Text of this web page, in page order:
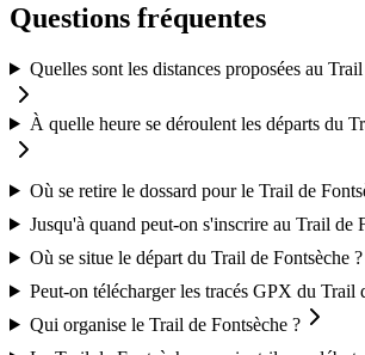
Questions fréquentes
Quelles sont les distances proposées au
À quelle heure se déroulent les départs du
Où se retire le dossard pour le Trail de
Jusqu'à quand peut-on s'inscrire au Trail de
Où se situe le départ du Trail de Fontsèche ?
Peut-on télécharger les tracés GPX du Trail
Qui organise le Trail de Fontsèche ?